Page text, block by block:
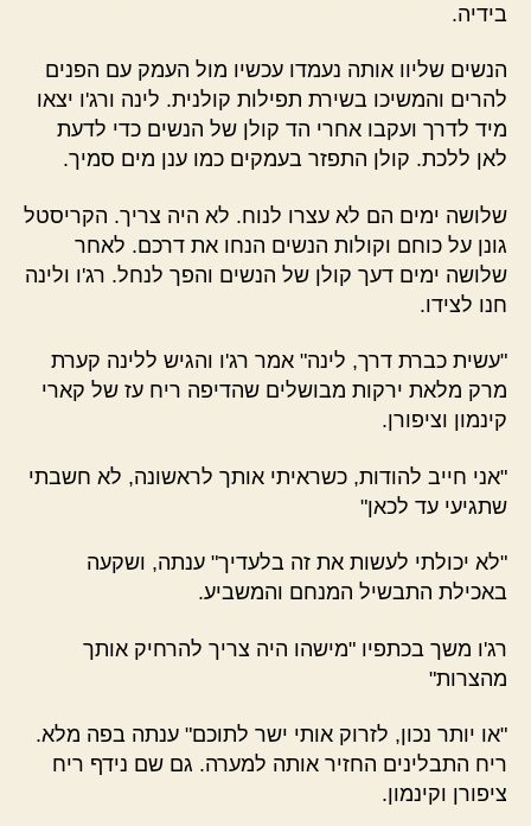
בידיה.
הנשים שליוו אותה נעמדו עכשיו מול העמק עם הפנים
להרים והמשיכו בשירת תפילות קולנית. לינה ורג'ו יצאו
מיד לדרך ועקבו אחרי הד קולן של הנשים כדי לדעת
לאן ללכת. קולן התפזר בעמקים כמו ענן מים סמיך.
שלושה ימים הם לא עצרו לנוח. לא היה צריך. הקריסטל
גונן על כוחם וקולות הנשים הנחו את דרכם. לאחר
שלושה ימים דעך קולן של הנשים והפך לנחל. רג'ו ולינה
חנו לצידו.
"עשית כברת דרך, לינה" אמר רג'ו והגיש ללינה קערת
מרק מלאת ירקות מבושלים שהדיפה ריח עז של קארי
קינמון וציפורן.
"אני חייב להודות, כשראיתי אותך לראשונה, לא חשבתי
שתגיעי עד לכאן"
"לא יכולתי לעשות את זה בלעדיך" ענתה, ושקעה
באכילת התבשיל המנחם והמשביע.
רג'ו משך בכתפיו "מישהו היה צריך להרחיק אותך
מהצרות"
"או יותר נכון, לזרוק אותי ישר לתוכם" ענתה בפה מלא.
ריח התבלינים החזיר אותה למערה. גם שם נידף ריח
ציפורן וקינמון.